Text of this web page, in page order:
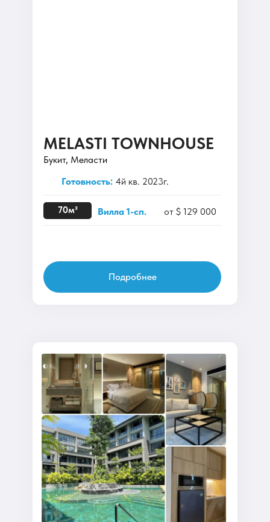
MELASTI TOWNHOUSE
Букит, Меласти
Готовность: 4й кв. 2023г.
70м² Вилла 1-сп. от $ 129 000
Подробнее